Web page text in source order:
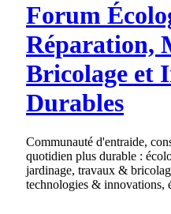
Forum
Réparation,
Bricolage et
Durables
Communauté d'entraide,
quotidien plus durable :
jardinage, travaux &
technologies & innovations,